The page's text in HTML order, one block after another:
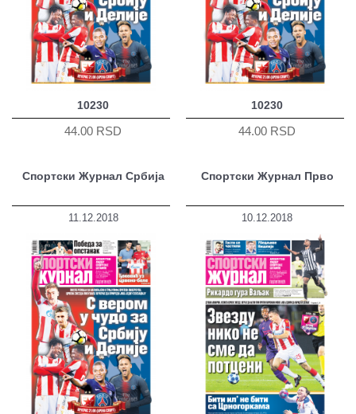
10230
44.00 RSD
10230
44.00 RSD
Спортски Журнал Србија
11.12.2018
Спортски Журнал Прво
10.12.2018